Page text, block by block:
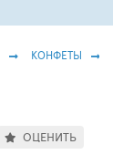
КОНФЕТЫ
ОЦЕНИТЬ